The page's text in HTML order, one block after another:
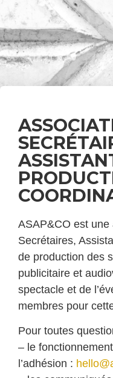
ASAP&CO est une
Secrétaires,
de production des
publicitaire et
spectacle et de
membres pour
Pour toutes
– le
l’adhésion :